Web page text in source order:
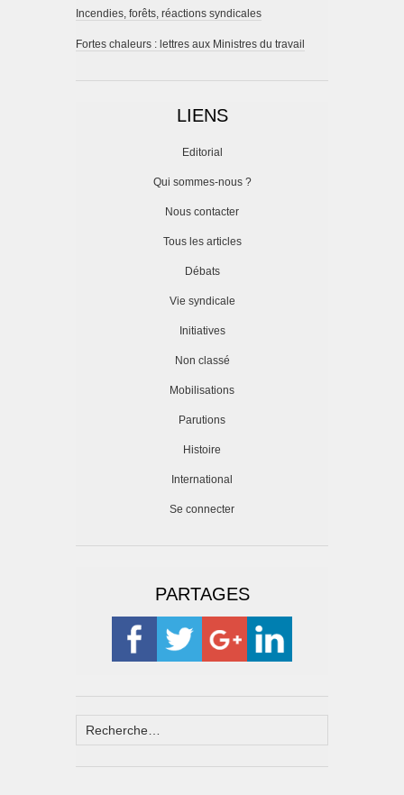
Incendies, forêts, réactions syndicales
Fortes chaleurs : lettres aux Ministres du travail
LIENS
Editorial
Qui sommes-nous ?
Nous contacter
Tous les articles
Débats
Vie syndicale
Initiatives
Non classé
Mobilisations
Parutions
Histoire
International
Se connecter
PARTAGES